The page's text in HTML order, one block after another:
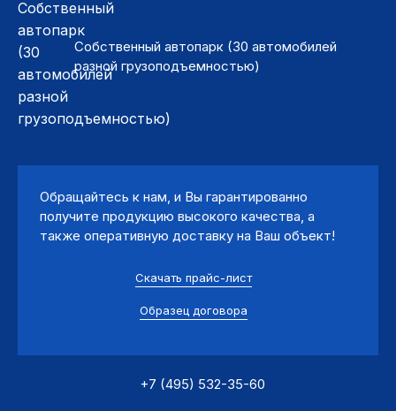
Собственный автопарк (30 автомобилей
разной грузоподъемностью)
Обращайтесь к нам, и Вы гарантированно
получите продукцию высокого качества, а
также оперативную доставку на Ваш объект!
Скачать прайс-лист
Образец договора
+7 (495) 532-35-60